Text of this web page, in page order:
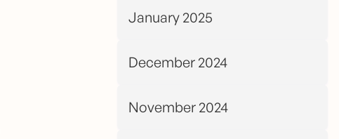
January 2025
December 2024
November 2024